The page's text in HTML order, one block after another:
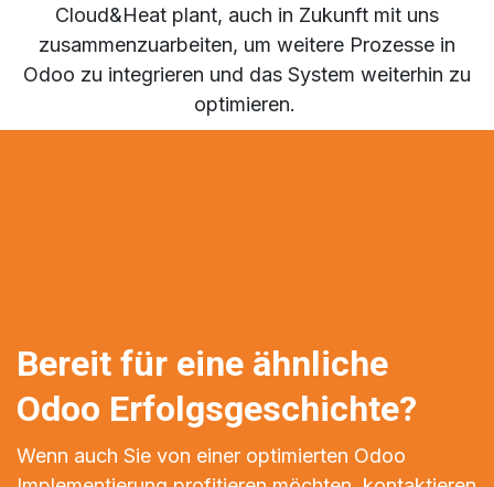
Cloud&Heat plant, auch in Zukunft mit uns
zusammenzuarbeiten, um weitere Prozesse in
Odoo zu integrieren und das System weiterhin zu
optimieren.
Bereit für eine ähnliche
Odoo Erfolgsgeschichte?
Wenn auch Sie von einer optimierten Odoo